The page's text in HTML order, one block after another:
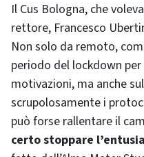
Il Cus Bologna, che
rettore, Francesco
Non solo da remoto,
periodo del lockdown
motivazioni, ma anche
scrupolosamente i
può forse rallentare il
certo stoppare